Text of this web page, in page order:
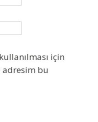
için
adresim bu